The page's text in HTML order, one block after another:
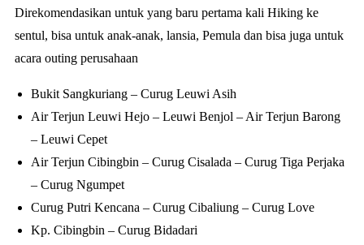
Direkomendasikan untuk yang baru pertama kali Hiking ke
sentul, bisa untuk anak-anak, lansia, Pemula dan bisa juga untuk
acara outing perusahaan
Bukit Sangkuriang – Curug Leuwi Asih
Air Terjun Leuwi Hejo – Leuwi Benjol – Air Terjun Barong
– Leuwi Cepet
Air Terjun Cibingbin – Curug Cisalada – Curug Tiga Perjaka
– Curug Ngumpet
Curug Putri Kencana – Curug Cibaliung – Curug Love
Kp. Cibingbin – Curug Bidadari